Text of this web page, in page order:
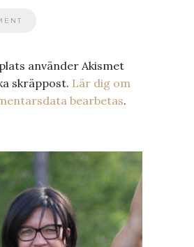
använder Akismet
skräppost. Lär dig om
bearbetas.